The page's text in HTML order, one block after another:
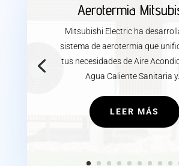
Aerotermia
Mitsubishi Electric ha
sistema de aerotermia que
tus necesidades de Aire
Agua Caliente Sanitaria y...
LEER MÁS